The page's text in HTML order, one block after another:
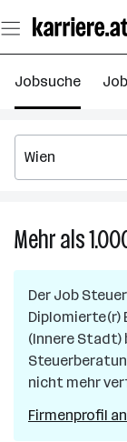
Seiteninhalt
springen
Jobsuche
Mehr als
Der Job
Diplomierte(r)
(Innere Stadt)
nicht mehr
Firmenprofil